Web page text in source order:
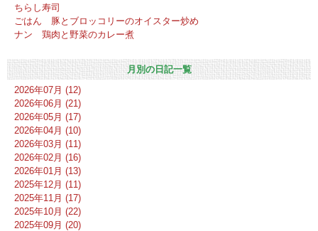
ちらし寿司
ごはん 豚とブロッコリーのオイスター炒め
ナン 鶏肉と野菜のカレー煮
月別の日記一覧
2026年07月 (12)
2026年06月 (21)
2026年05月 (17)
2026年04月 (10)
2026年03月 (11)
2026年02月 (16)
2026年01月 (13)
2025年12月 (11)
2025年11月 (17)
2025年10月 (22)
2025年09月 (20)